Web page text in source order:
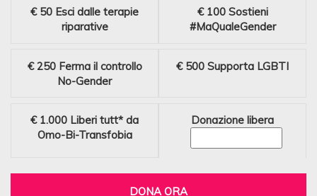
€ 50 Esci dalle terapie
riparative
€ 100 Sostieni
#MaQualeGender
€ 250 Ferma il controllo
No-Gender
€ 500 Supporta LGBTI
€ 1.000 Liberi tutt* da
Omo-Bi-Transfobia
Donazione libera
DONA ORA